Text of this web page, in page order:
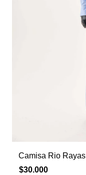
Camisa Rio Rayas
$30.000